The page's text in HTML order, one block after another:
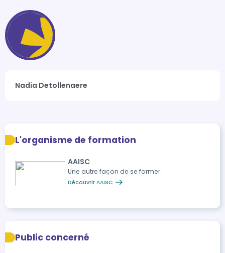
Nadia Detollenaere
L'organisme de formation
AAISC
Une autre façon de se former
Découvrir AAISC
Public concerné